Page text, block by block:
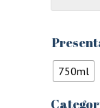
750ml